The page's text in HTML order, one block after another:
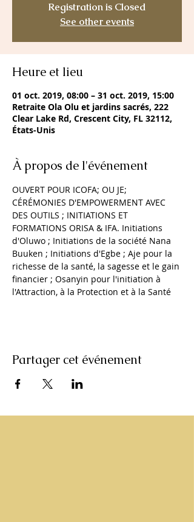
Registration is Closed
See other events
Heure et lieu
01 oct. 2019, 08:00 – 31 oct. 2019, 15:00
Retraite Ola Olu et jardins sacrés, 222
Clear Lake Rd, Crescent City, FL 32112,
États-Unis
À propos de l'événement
OUVERT POUR ICOFA; OU JE;
CÉRÉMONIES D'EMPOWERMENT AVEC
DES OUTILS ; INITIATIONS ET
FORMATIONS ORISA & IFA. Initiations
d'Oluwo ; Initiations de la société Nana
Buuken ; Initiations d'Egbe ; Aje pour la
richesse de la santé, la sagesse et le gain
financier ; Osanyin pour l'initiation à
l'Attraction, à la Protection et à la Santé
Partager cet événement